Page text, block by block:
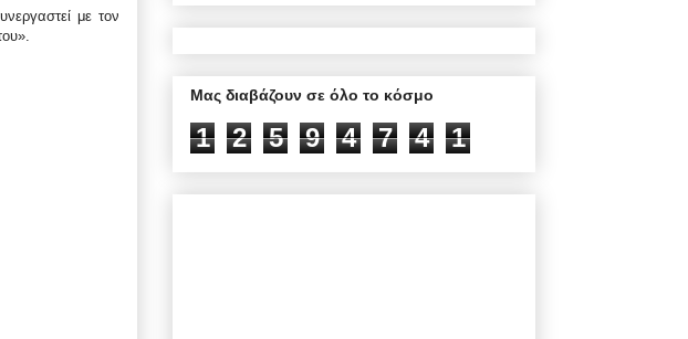
με τον
Μας διαβάζουν σε όλο το κόσμο
1 2 5 9 4 7 4 1